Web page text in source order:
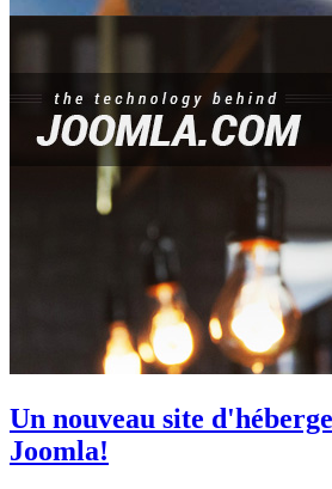
Un nouveau site
Joomla!